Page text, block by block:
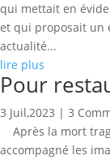
qui mettait en
et qui proposait un
actualité...
lire plus
Pour
3 Juil,2023 | 3
Après la mort
accompagné les